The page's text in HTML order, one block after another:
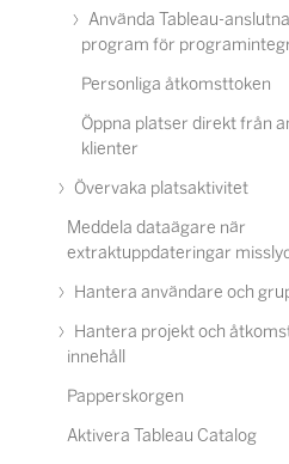
Använda Tableau-anslutna
program för
Personliga åtkomsttoken
Öppna platser direkt från
klienter
Övervaka platsaktivitet
Meddela dataägare när
extraktuppdateringar
Hantera användare och
Hantera projekt och åtkomst
innehåll
Papperskorgen
Aktivera Tableau Catalog